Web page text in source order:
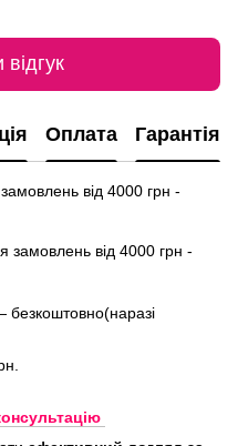
Оплата Гарантія
від 4000 грн -
від 4000 грн -